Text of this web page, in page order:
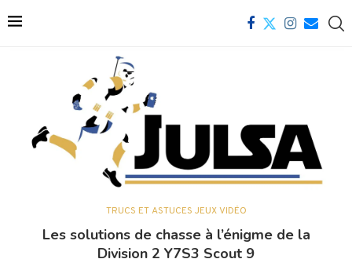
TRUCS ET ASTUCES JEUX VIDÉO
Les solutions de chasse à l’énigme de la
Division 2 Y7S3 Scout 9